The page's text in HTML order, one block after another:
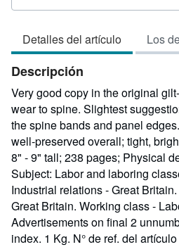
Detalles del artículo Los
Descripción
Very good copy in the original
wear to spine. Slightest
the spine bands and panel
well-preserved overall; tight,
8" - 9" tall; 238 pages; Physical
Subject: Labor and laboring
Industrial relations - Great
Great Britain. Working class -
Advertisements on final 2
index. 1 Kg. N° de ref. del